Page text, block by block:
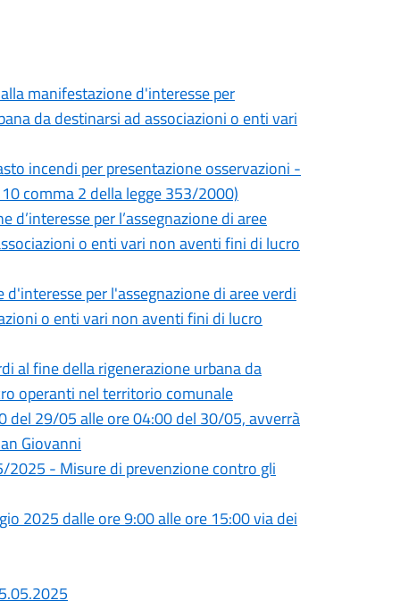
manifestazione d'interesse per
da destinarsi ad associazioni o enti vari
incendi per presentazione osservazioni -
comma 2 della legge 353/2000)
per l’assegnazione di aree
o enti vari non aventi fini di lucro
per l'assegnazione di aree verdi
o enti vari non aventi fini di lucro
al fine della rigenerazione urbana da
operanti nel territorio comunale
del 29/05 alle ore 04:00 del 30/05, avverrà
Giovanni
- Misure di prevenzione contro gli
2025 dalle ore 9:00 alle ore 15:00 via dei